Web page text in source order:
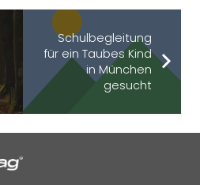
Schulbegleitung
für ein Taubes Kind
in München
gesucht